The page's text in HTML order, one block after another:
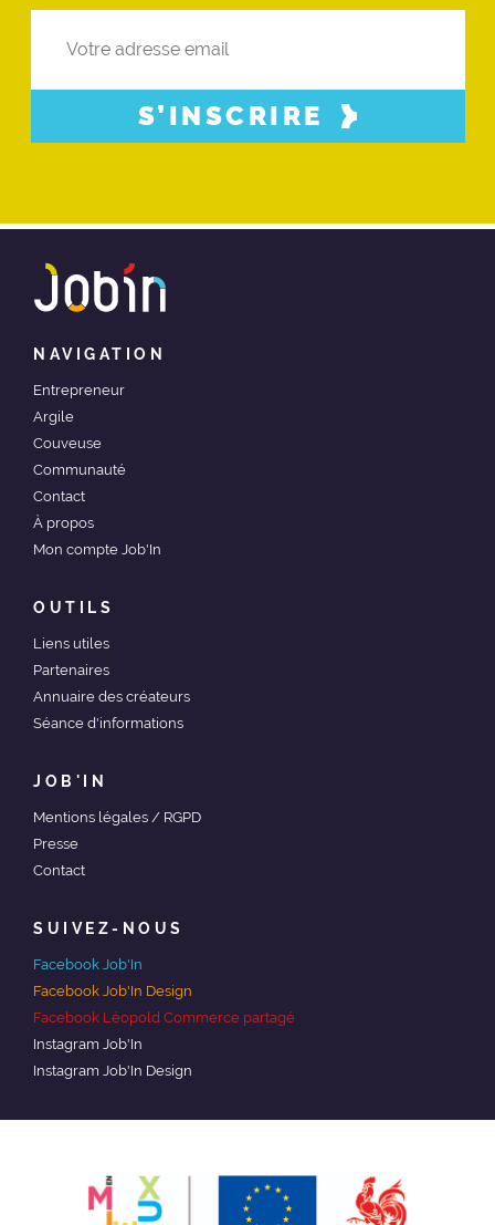
S’INSCRIRE
NAVIGATION
Entrepreneur
Argile
Couveuse
Communauté
Contact
À propos
Mon compte Job'In
OUTILS
Liens utiles
Partenaires
Annuaire des créateurs
Séance d'informations
JOB'IN
Mentions légales / RGPD
Presse
Contact
SUIVEZ-NOUS
Facebook Job'In
Facebook Job'In Design
Facebook Léopold Commerce partagé
Instagram Job'In
Instagram Job'In Design